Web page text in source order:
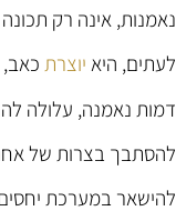
נאמנות, אינה רק תכונה
לעתים, היא יוצרת כאב,
דמות נאמנה, עלולה
להסתבך בצרות של
להישאר במערכת